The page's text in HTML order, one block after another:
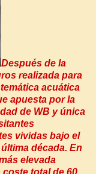
Después de la
realizada para
acuática
apuesta por la
de WB y única
vividas bajo el
década. En
elevada